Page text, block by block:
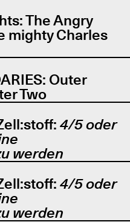
The Angry
mighty Charles
Outer
Two
4/5 oder
werden
4/5 oder
werden